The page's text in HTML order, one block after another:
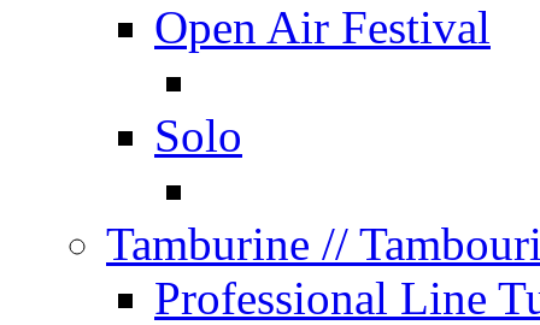
Open Air Festival
Solo
Tamburine //
Professional Line